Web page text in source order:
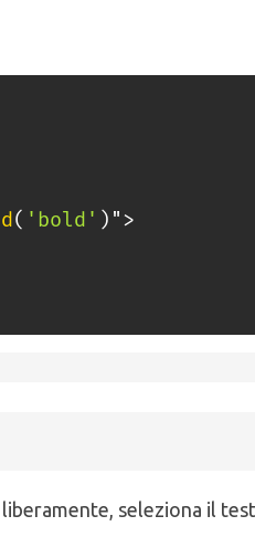
( 'bold' ) ">
seleziona il